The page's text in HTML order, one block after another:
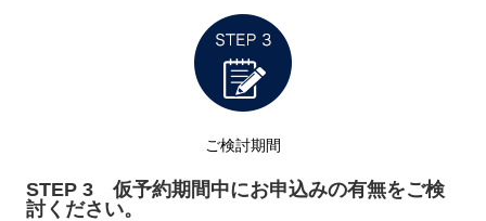
ご検討期間
STEP 3 仮予約期間中にお申込みの有無をご検
討ください。